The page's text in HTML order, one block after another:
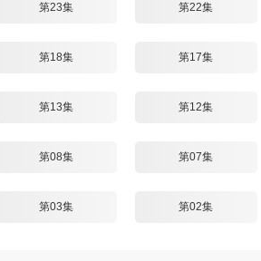
第23集 第22集
第18集 第17集
第13集 第12集
第08集 第07集
第03集 第02集